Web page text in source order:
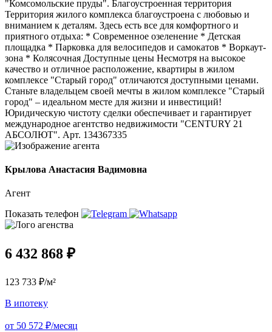
"Комсомольские пруды". Благоустроенная территория
Территория жилого комплекса благоустроена с любовью и
вниманием к деталям. Здесь есть все для комфортного и
приятного отдыха: * Современное озеленение * Детская
площадка * Парковка для велосипедов и самокатов * Воркаут-
зона * Колясочная Доступные цены Несмотря на высокое
качество и отличное расположение, квартиры в жилом
комплексе "Старый город" отличаются доступными ценами.
Станьте владельцем своей мечты в жилом комплексе "Старый
город" – идеальном месте для жизни и инвестиций!
Юридическую чистоту сделки обеспечивает и гарантирует
международное агентство недвижимости "CENTURY 21
АБСОЛЮТ". Арт. 134367335
Крылова Анастасия Вадимовна
Агент
Показать телефон
6 432 868 ₽
123 733 ₽/м²
В ипотеку
от 50 572 ₽/месяц